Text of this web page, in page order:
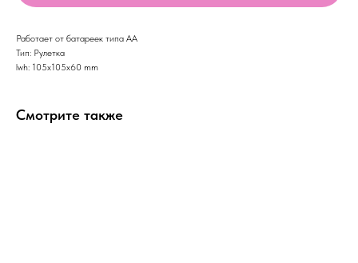
Работает от батареек типа АА
Тип: Рулетка
lwh: 105x105x60 mm
Смотрите также